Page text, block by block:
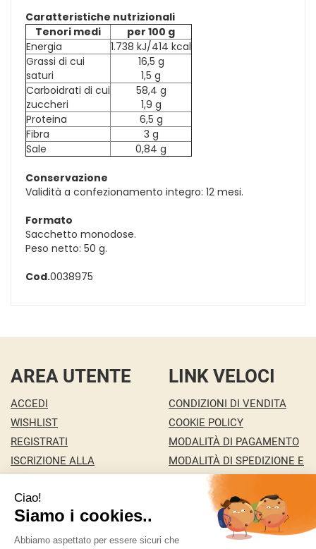
Caratteristiche nutrizionali
Tenori medi
per 100 g
Energia
1.738 kJ/414 kcal
Grassi di cui
saturi
16,5 g
1,5 g
Carboidrati di cui
zuccheri
58,4 g
1,9 g
Proteina
6,5 g
Fibra
3 g
Sale
0,84 g
Conservazione
Validità a confezionamento integro: 12 mesi.
Formato
Sacchetto monodose.
Peso netto: 50 g.
Cod.0038975
AREA UTENTE
ACCEDI
WISHLIST
REGISTRATI
ISCRIZIONE ALLA
CONTATTI
LINK VELOCI
CONDIZIONI DI VENDITA
COOKIE POLICY
MODALITÀ DI PAGAMENTO
MODALITÀ DI SPEDIZIONE E
INFORMATIVA PRIVACY